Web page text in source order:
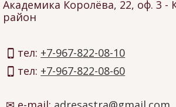
Академика Королёва, 22, оф. 3 -
район
тел: +7-967-822-08-10
тел: +7-967-822-08-60